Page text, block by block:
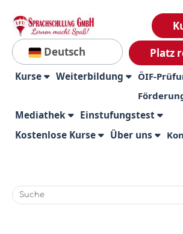
Deutsch
Platz
Kurse Weiterbildung
ÖIF-
Mediathek
Einstufungstest
Kostenlose Kurse
Über uns